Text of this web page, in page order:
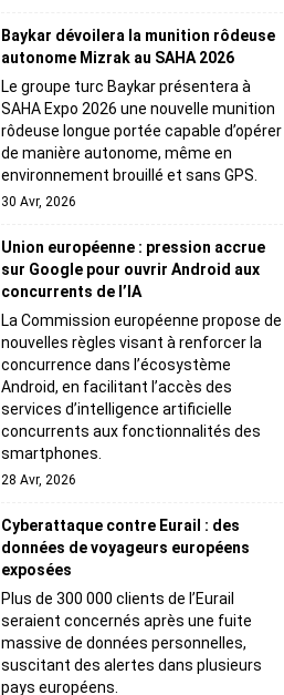
Baykar dévoilera la munition rôdeuse
autonome Mizrak au SAHA 2026
Le groupe turc Baykar présentera à
SAHA Expo 2026 une nouvelle munition
rôdeuse longue portée capable d’opérer
de manière autonome, même en
environnement brouillé et sans GPS.
30 Avr, 2026
Union européenne : pression accrue
sur Google pour ouvrir Android aux
concurrents de l’IA
La Commission européenne propose de
nouvelles règles visant à renforcer la
concurrence dans l’écosystème
Android, en facilitant l’accès des
services d’intelligence artificielle
concurrents aux fonctionnalités des
smartphones.
28 Avr, 2026
Cyberattaque contre Eurail : des
données de voyageurs européens
exposées
Plus de 300 000 clients de l’Eurail
seraient concernés après une fuite
massive de données personnelles,
suscitant des alertes dans plusieurs
pays européens.